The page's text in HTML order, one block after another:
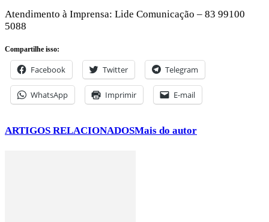
Atendimento à Imprensa: Lide Comunicação – 83 99100
5088
Compartilhe isso:
Facebook Twitter Telegram
WhatsApp Imprimir E-mail
ARTIGOS RELACIONADOSMais do autor